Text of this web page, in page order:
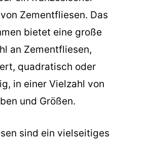
Zementfliesen. Das
bietet eine große
an Zementfliesen,
quadratisch oder
in einer Vielzahl von
und Größen.
sind ein vielseitiges